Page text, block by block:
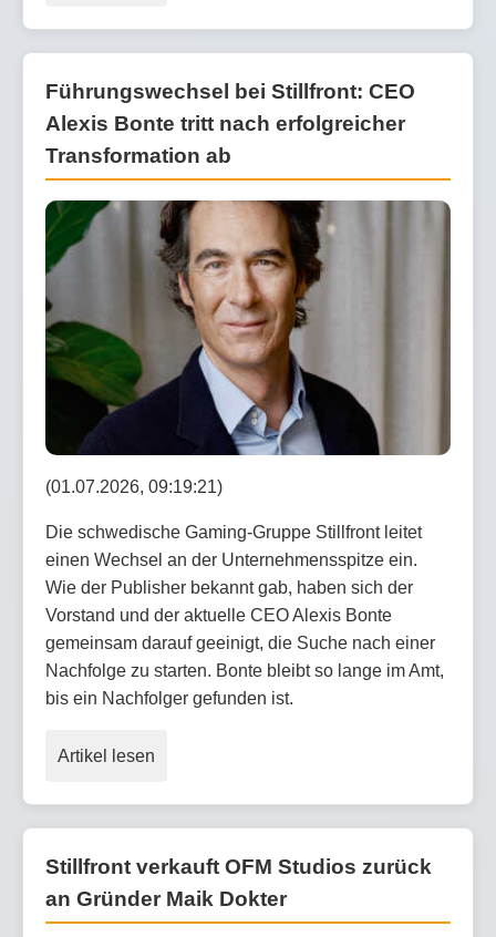
Führungswechsel bei Stillfront: CEO
Alexis Bonte tritt nach erfolgreicher
Transformation ab
(01.07.2026, 09:19:21)
Die schwedische Gaming-Gruppe Stillfront leitet
einen Wechsel an der Unternehmensspitze ein.
Wie der Publisher bekannt gab, haben sich der
Vorstand und der aktuelle CEO Alexis Bonte
gemeinsam darauf geeinigt, die Suche nach einer
Nachfolge zu starten. Bonte bleibt so lange im Amt,
bis ein Nachfolger gefunden ist.
Artikel lesen
Stillfront verkauft OFM Studios zurück
an Gründer Maik Dokter